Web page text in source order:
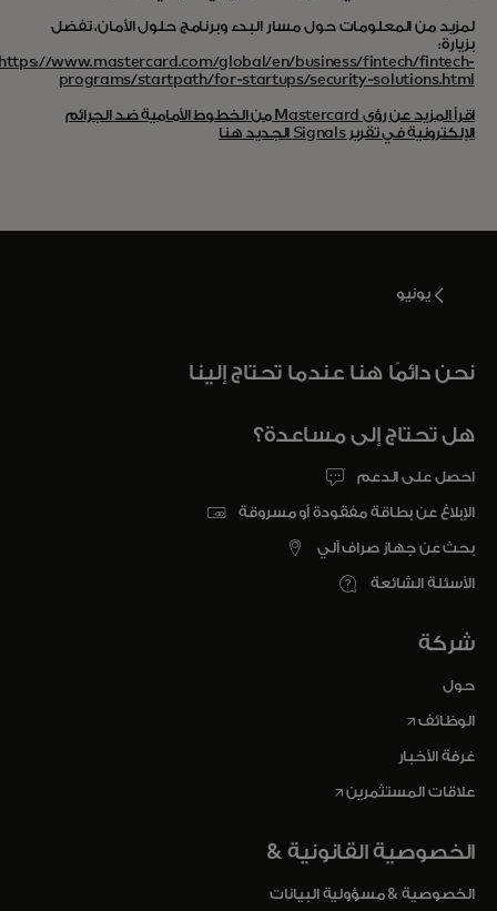
لمزيد من المعلومات حول مسار البدء وبرنامج حلول الأمان، تفضل
بزيارة:
www.mastercard.com/global/en/business/fintech/fintech-
programs/startpath/for-startups/security-solutions.html
اقرأ المزيد عن رؤى Mastercard من الخطوط الأمامية ضد الجرائم
الإلكترونية في تقرير Signals الجديد هنا
يونيو
نحن دائمًا هنا عندما تحتاج إلينا
هل تحتاج إلى مساعدة؟
احصل على الدعم
الإبلاغ عن بطاقة مفقودة أو مسروقة
بحث عن جهاز صراف آلي
الأسئلة الشائعة
شركة
حول
الوظائفopens in a new tab
غرفة الأخبار
علاقات المستثمرينopens in a new tab
الخصوصية القانونية &
الخصوصية & مسؤولية البيانات